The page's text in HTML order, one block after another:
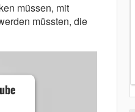
müssen, mit
müssten, die